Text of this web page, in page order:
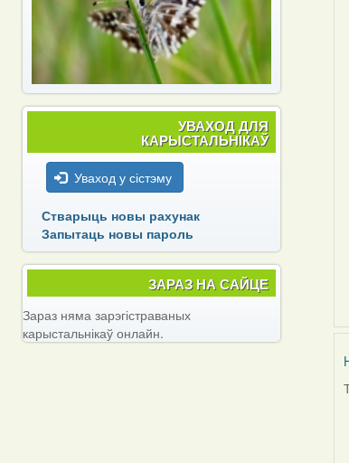
УВАХОД ДЛЯ
КАРЫСТАЛЬНІКАЎ
Уваход у сістэму
Стварыць новы рахунак
Запытаць новы пароль
ЗАРАЗ НА САЙЦЕ
Зараз няма зарэгістраваных
карыстальнікаў онлайн.